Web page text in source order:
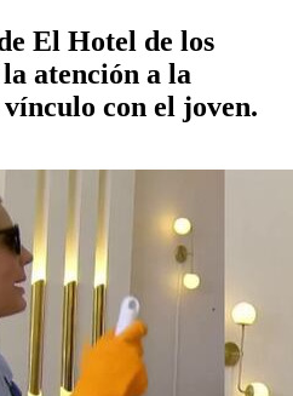
El Hotel de los
atención a la
con el joven.